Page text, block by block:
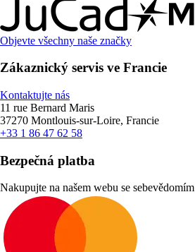
Objevte všechny naše značky
Zákaznický servis ve Francie
Kontaktujte nás
11 rue Bernard Maris
37270 Montlouis-sur-Loire, Francie
+33 1 86 47 62 58
Bezpečná platba
Nakupujte na našem webu se sebevědomím